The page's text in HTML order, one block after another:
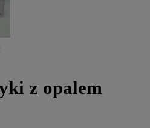
z opalem